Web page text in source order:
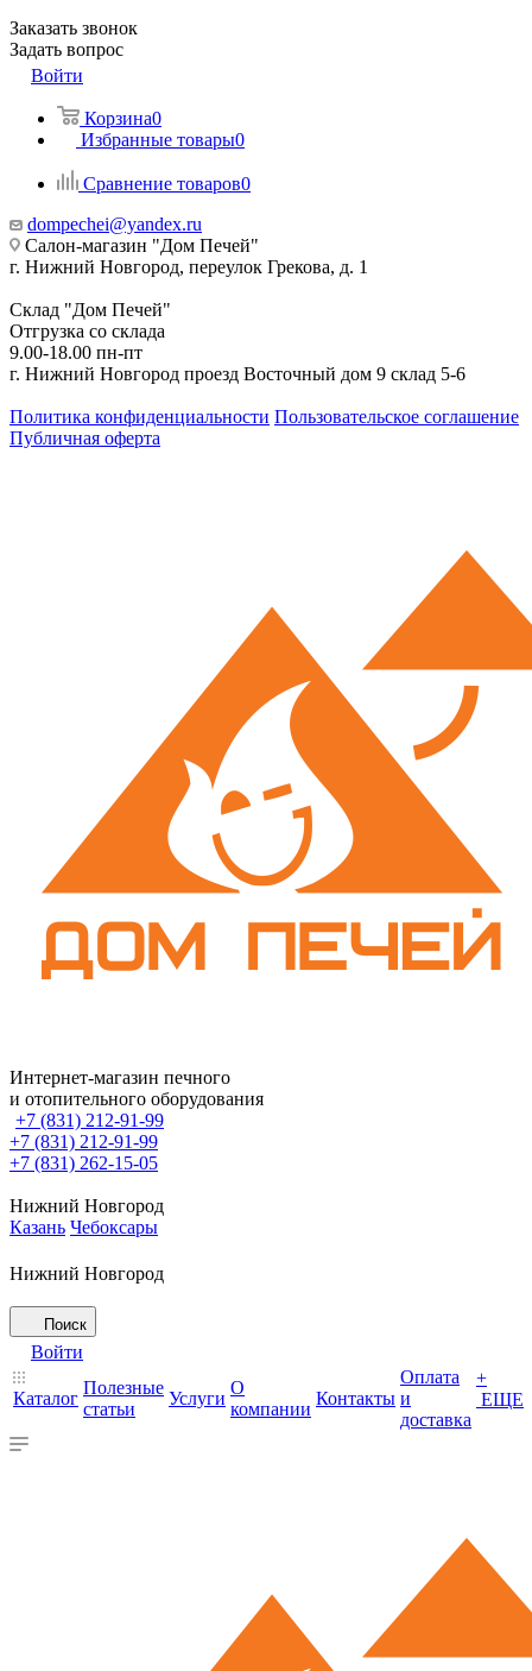
Заказать звонок
Задать вопрос
Войти
Корзина0
Избранные товары0
Сравнение товаров0
dompechei@yandex.ru
Салон-магазин "Дом Печей"
г. Нижний Новгород, переулок Грекова, д. 1
Склад "Дом Печей"
Отгрузка со склада
9.00-18.00 пн-пт
г. Нижний Новгород проезд Восточный дом 9 склад 5-6
Политика конфиденциальности Пользовательское соглашение
Публичная оферта
Интернет-магазин печного
и отопительного оборудования
+7 (831) 212-91-99
+7 (831) 212-91-99
+7 (831) 262-15-05
Нижний Новгород
Казань Чебоксары
Нижний Новгород
Поиск
Войти
Каталог
Полезные
статьи
Услуги
О
компании
Контакты
Оплата
и
доставка
+
ЕЩЕ